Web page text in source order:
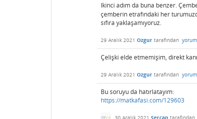
Ikinci adım da buna benzer.
çemberin etrafındaki her
sıfıra yaklaşamıyoruz.
29 Aralık 2021 Ozgur tarafından
Çelişki elde etmemişim, direkt
29 Aralık 2021 Ozgur tarafından
Bu soruyu da hatırlatayım:
https://matkafasi.com/129603
30 Aralık 2021 Sercan tarafından